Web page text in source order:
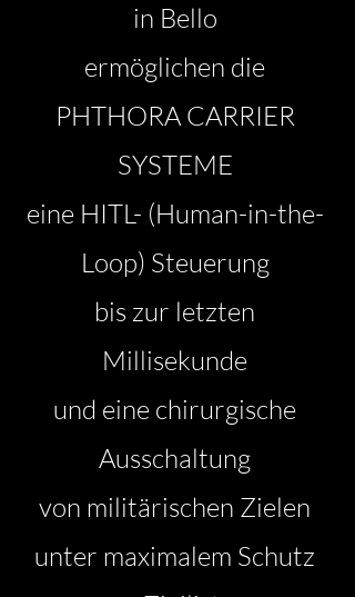
in Bello
ermöglichen die
PHTHORA CARRIER
SYSTEME
eine HITL- (Human-in-the-
Loop) Steuerung
bis zur letzten
Millisekunde
und eine chirurgische
Ausschaltung
von militärischen Zielen
unter maximalem Schutz